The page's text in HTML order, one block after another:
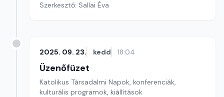
Szerkesztő: Sallai Éva
2025. 09. 23. kedd 18:04
Üzenőfüzet
Katolikus Társadalmi Napok, konferenciák,
kulturális programok, kiállítások